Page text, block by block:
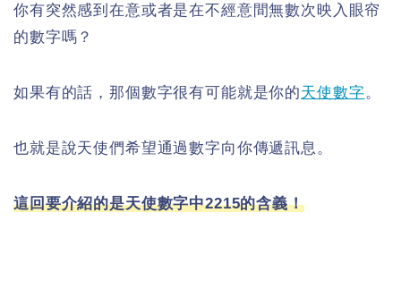
你有突然感到在意或者是在不經意間無數次映入眼帘
的數字嗎？
如果有的話，那個數字很有可能就是你的天使數字。
也就是說天使們希望通過數字向你傳遞訊息。
這回要介紹的是天使數字中2215的含義！